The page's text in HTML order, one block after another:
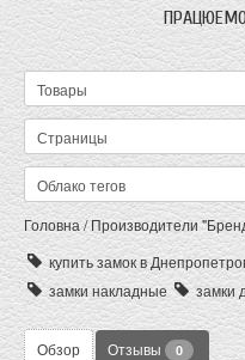
Головна/Производители
купить замок в
замки накладные
замки
Обзор Отзывы 0